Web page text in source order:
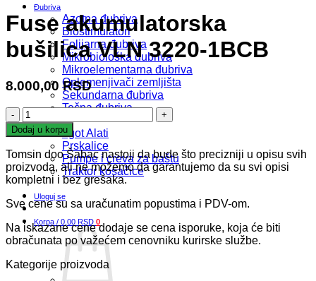
Đubriva
Azotna đubriva
Biostimulatori
Folijarna đubriva
Mikrobiološka đubriva
Mikroelementarna đubriva
Oplemenjivači zemljišta
Sekundarna đubriva
Tečna đubriva
Garden
Irgot Alati
Prskalice
Pumpe i creva za baštu
Traktor kosačice
Uloguj se
Korpa / 0,00 RSD 0
Fuse akumulatorska
bušilica VLN 3220-1BCB
8.000,00 RSD
Fuse
akumulatorska
bušilica
VLN
3220-
1BCB
količina
Dodaj u korpu
Tomsin doo Šabac nastoji da bude što precizniji u opisu svih
proizvoda, ali ne možemo da garantujemo da su svi opisi
kompletni i bez grešaka.
Sve cene su sa uračunatim popustima i PDV-om.
Na iskazane cene dodaje se cena isporuke, koja će biti
obračunata po važećem cenovniku kurirske službe.
Kategorije proizvoda